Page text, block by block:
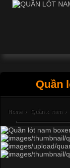
Quần
Home › Quần xì nam ›